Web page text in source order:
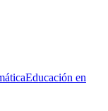
Educación en